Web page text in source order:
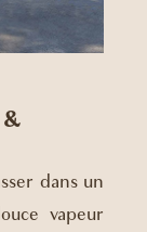
dans un
vapeur